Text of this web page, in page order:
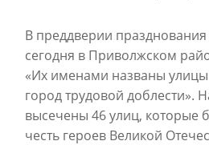
В преддверии
сегодня в Приволжском
«Их именами названы улицы
город трудовой доблести».
высечены 46 улиц, которые
честь героев Великой